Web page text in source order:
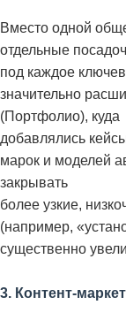
Вместо одной
отдельные
под каждое
значительно
(Портфолио), куда
добавлялись
марок и моделей
закрывать
более узкие,
(например,
существенно
3. Контент-